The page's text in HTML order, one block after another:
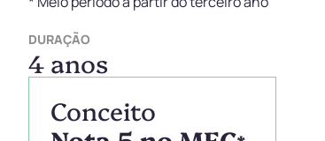
DURAÇÃO
4 anos
Conceito